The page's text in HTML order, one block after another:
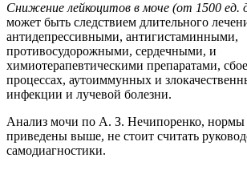
Снижение лейкоцитов в моче (от 1500 ед.
может быть следствием длительного
антидепрессивными, антигистаминными,
противосудорожными, сердечными, и
химиотерапевтическими препаратами,
процессах, аутоиммунных и
инфекции и лучевой болезни.
Анализ мочи по А. З. Нечипоренко, нормы
приведены выше, не стоит считать
самодиагностики.